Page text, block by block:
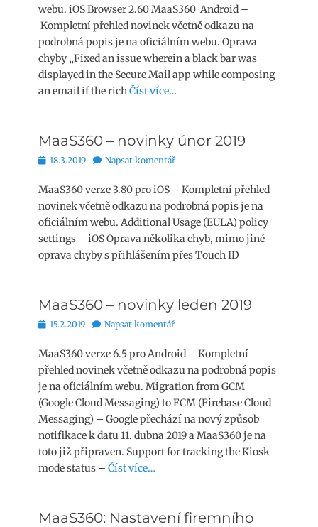
webu. iOS Browser 2.60 MaaS360 Android –
Kompletní přehled novinek včetně odkazu na
podrobná popis je na oficiálním webu. Oprava
chyby „Fixed an issue wherein a black bar was
displayed in the Secure Mail app while composing
an email if the richČíst více…
MaaS360 – novinky únor 2019
Publikováno
18.3.2019 Napsat komentář
MaaS360 verze 3.80 pro iOS – Kompletní přehled
novinek včetně odkazu na podrobná popis je na
oficiálním webu. Additional Usage (EULA) policy
settings – iOS Oprava několika chyb, mimo jiné
oprava chyby s přihlášením přes Touch ID
MaaS360 – novinky leden 2019
Publikováno
15.2.2019 Napsat komentář
MaaS360 verze 6.5 pro Android – Kompletní
přehled novinek včetně odkazu na podrobná popis
je na oficiálním webu. Migration from GCM
(Google Cloud Messaging) to FCM (Firebase Cloud
Messaging) – Google přechází na nový způsob
notifikace k datu 11. dubna 2019 a MaaS360 je na
toto již připraven. Support for tracking the Kiosk
mode status – Číst více…
MaaS360: Nastavení firemního